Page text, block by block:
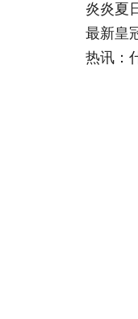
炎炎夏
最新皇
热讯：